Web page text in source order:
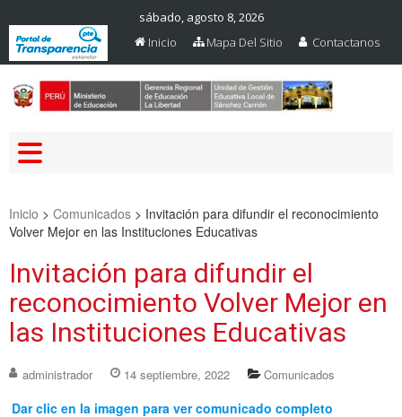
sábado, agosto 8, 2026
Inicio
Mapa Del Sitio Contactanos
Inicio > Comunicados > Invitación para difundir el reconocimiento
Volver Mejor en las Instituciones Educativas
Invitación para difundir el
reconocimiento Volver Mejor en
las Instituciones Educativas
administrador 14 septiembre, 2022 Comunicados
Dar clic en la imagen para ver comunicado completo